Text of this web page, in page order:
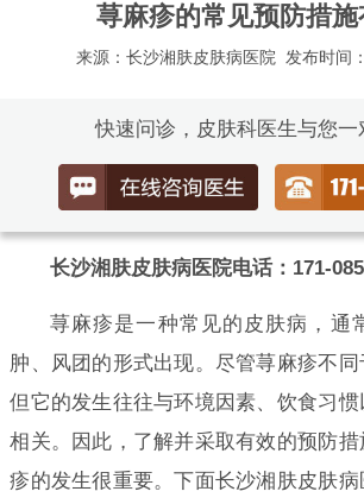
荨麻疹的常见预防措
来源：长沙湘肤皮肤病医院 发布时间
快速问诊，皮肤科医生与您一
长沙湘肤皮肤病医院电话：171-
荨麻疹是一种常见的皮肤病，通
肿、风团的形式出现。尽管荨麻疹不同
但它的发生往往与环境因素、饮食习
相关。因此，了解并采取有效的预防
疹的发生很重要。下面长沙湘肤皮肤